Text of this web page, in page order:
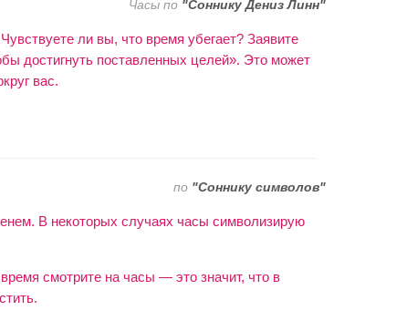
Часы по "Соннику Дениз Линн"
ли вы, что время убегает? Заявите
достигнуть поставленных целей». Это может
вас.
по "Соннику символов"
В некоторых случаях часы символизирую
смотрите на часы — это значит, что в